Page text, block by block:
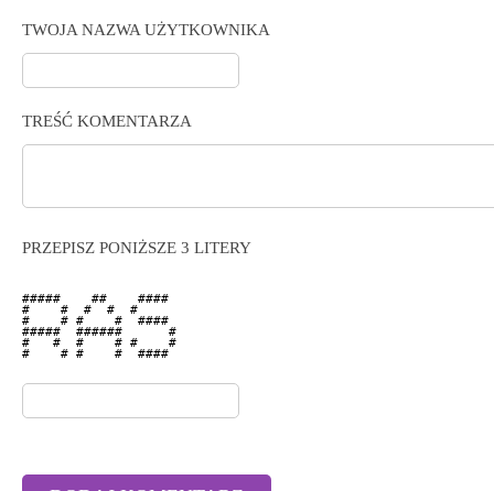
TWOJA NAZWA UŻYTKOWNIKA
TREŚĆ KOMENTARZA
PRZEPISZ PONIŻSZE 3 LITERY
#####    ##    ####
#    #  #  #  #
#    # #    #  ####
#####  ######      #
#   #  #    # #    #
#    # #    #  ####